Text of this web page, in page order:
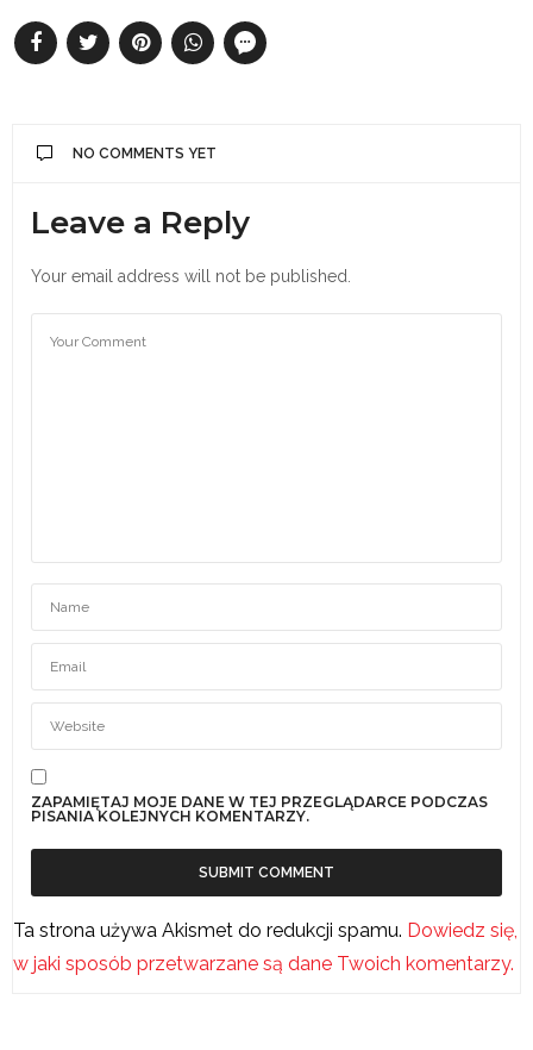
NO COMMENTS YET
Leave a Reply
Your email address will not be published.
ZAPAMIĘTAJ MOJE DANE W TEJ PRZEGLĄDARCE PODCZAS
PISANIA KOLEJNYCH KOMENTARZY.
Ta strona używa Akismet do redukcji spamu. Dowiedz się,
w jaki sposób przetwarzane są dane Twoich komentarzy.